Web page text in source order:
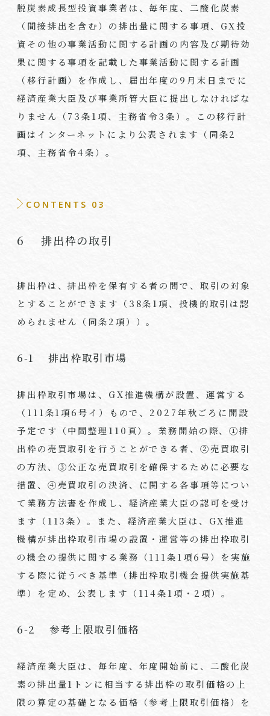
脱炭素成長型投資事業者は、毎年度、二酸化炭素
（間接排出を含む）の排出量に関する事項、GX投
資その他の事業活動に関する計画の内容及び期待効
果に関する事項を記載した事業活動に関する計画
（移行計画）を作成し、届出年度の9月末日までに
経済産業大臣及び事業所管大臣に提出しなければな
りません（73条1項、主務省令3条）。この移行計
画はインターネットにより公表されます（同条2
項、主務省令4条）。
CONTENTS 03
6 排出枠の取引
排出枠は、排出枠を保有する者の間で、取引の対象
とすることができます（38条1項、投機的取引は認
められません（同条2項））。
6-1 排出枠取引市場
排出枠取引市場は、GX推進機構が設置、運営する
（111条1項6号イ）もので、2027年秋ごろに開設
予定です（中間整理110頁）。業務開始の際、①排
出枠の売買取引を行うことができる者、②売買取引
の方法、③公正な売買取引を確保するために必要な
措置、④売買取引の決済、に関する各事項等につい
て業務方法書を作成し、経済産業大臣の認可を受け
ます（113条）。また、経済産業大臣は、GX推進
機構が排出枠取引市場の設置・運営等の排出枠取引
の機会の提供に関する業務（111条1項6号）を実施
する際に従うべき基準（排出枠取引機会提供実施基
準）を定め、公表します（114条1項・2項）。
6-2 参考上限取引価格
経済産業大臣は、毎年度、年度開始前に、二酸化炭
素の排出量1トンに相当する排出枠の取引価格の上
限の算定の基礎となる価格（参考上限取引価格）を